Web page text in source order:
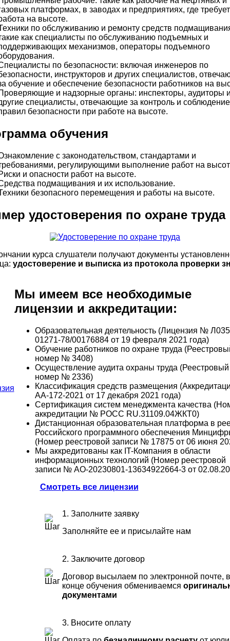
платформах, в заводах и предприятиях, где
на высоте.
по обслуживанию и ремонту средств
как специалисты по обслуживанию подъемных и
механизмов, операторы подъемного
по безопасности: включая инженеров по
инструкторов и других специалистов,
обучение и обеспечение безопасности работников на
и надзорные органы: инспекторы, аудиторы
специалисты, отвечающие за контроль и соблюдение
безопасности при работе на высоте.
обучения
с законодательством, стандартами и
регулирующими выполнение работ на
и опасности работ на высоте.
подмащивания и их использование.
безопасного перемещения и работы на высоте.
удостоверения по охране труда
курса слушатели получают документы
удостоверение и выписка из протокола проверки
Мы имеем все необходимые
лицензии и аккредитации:
Образовательная деятельность (Лицензия №
01271-78/00176884 от 19 февраля 2021 года)
Обучение работников по охране труда
номер № 3408)
Осуществление аудита охраны труда (Реестровый
номер № 2336)
Классификация средств размещения
АА-172-2021 от 17 декабря 2021 года)
Сертификация систем менеджмента качества
аккредитации № РОСС RU.31109.04ЖКТ0)
Дистанционная образовательная платформа в
Российского программного обеспечения
(Номер реестровой записи № 17875 от 06 июня
Мы аккредитованы как IT-Компания в области
информационных технологий (Номер реестровой
записи № АО-20230801-13634922664-3 от
Смотреть все лицензии
1. Заполните заявку
Заполняйте ее и присылайте нам
2. Заключите договор
Договор высылаем по электронной почте, в
конце обучения обмениваемся
документами
3. Вносите оплату